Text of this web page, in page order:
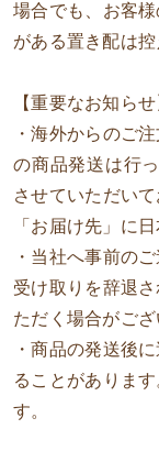
場合でも、お客
がある置き配は控
【重要なお知らせ
・海外からのご
の商品発送は行
させていただい
「お届け先」に
・当社へ事前の
受け取りを辞退
ただく場合がご
・商品の発送後
ることがありま
す。